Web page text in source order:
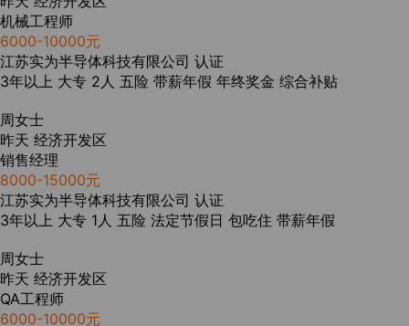
机械工程师
6000-10000元
江苏实为半导体科技有限公司 认证
3年以上 大专 2人 五险 带薪年假 年终奖金 综合补贴
周女士
昨天 经济开发区
销售经理
8000-15000元
江苏实为半导体科技有限公司 认证
3年以上 大专 1人 五险 法定节假日 包吃住 带薪年假
周女士
昨天 经济开发区
QA工程师
6000-10000元